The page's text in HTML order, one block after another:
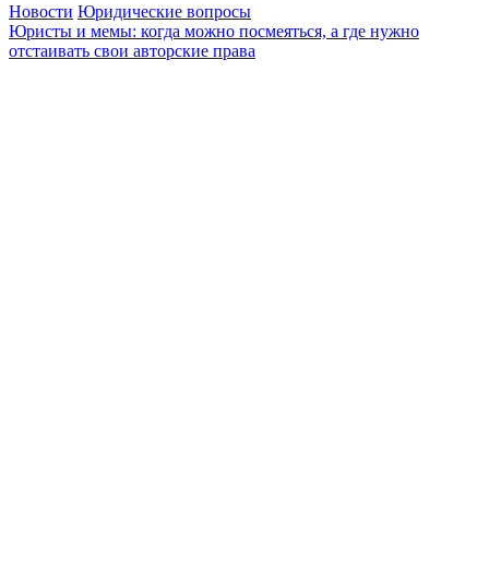
Новости Юридические вопросы
Юристы и мемы: когда можно посмеяться, а где нужно
отстаивать свои авторские права